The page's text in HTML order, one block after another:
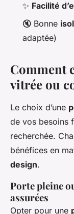
✨ Facilité
🔇 Bonne
adaptée)
Comment
vitrée ou
Le choix d’une
de vos besoins
recherchée.
bénéfices en
design.
Porte pleine
assurées
Opter pour une